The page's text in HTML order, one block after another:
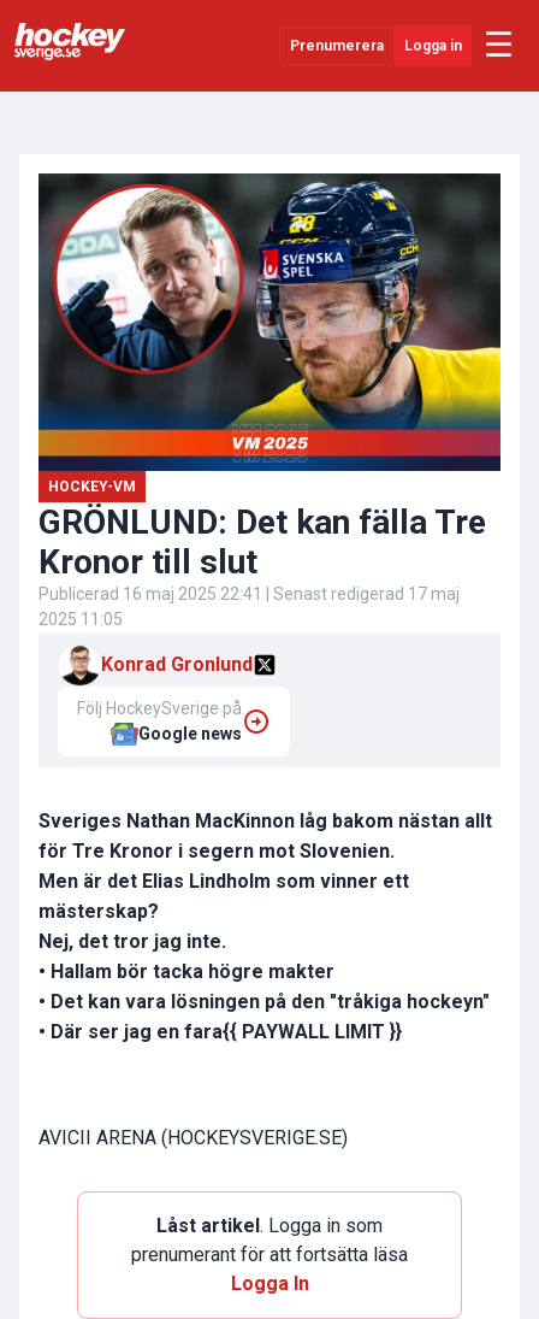
Prenumerera Logga in ☰
SHL
Evenemang
Övrigt
HOCKEY-VM
GRÖNLUND: Det kan fälla Tre
Kronor till slut
Publicerad 16 maj 2025 22:41 | Senast redigerad 17 maj
2025 11:05
Konrad Gronlund
Följ HockeySverige på
Google news
Sveriges Nathan MacKinnon låg bakom nästan allt
för Tre Kronor i segern mot Slovenien.
Men är det Elias Lindholm som vinner ett
mästerskap?
Nej, det tror jag inte.
• Hallam bör tacka högre makter
• Det kan vara lösningen på den "tråkiga hockeyn"
• Där ser jag en fara{{ PAYWALL LIMIT }}
AVICII ARENA (HOCKEYSVERIGE.SE)
Låst artikel . Logga in som
prenumerant för att fortsätta läsa
Logga In